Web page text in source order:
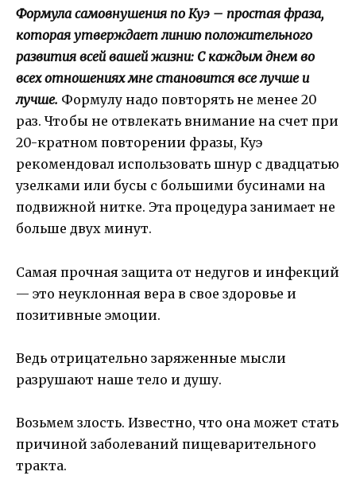
Формула самовнушения по Куэ – простая фраза,
которая утверждает линию положительного
развития всей вашей жизни: С каждым днем во
всех отношениях мне становится все лучше и
лучше. Формулу надо повторять не менее 20
раз. Чтобы не отвлекать внимание на счет при
20-кратном повторении фразы, Куэ
рекомендовал использовать шнур с двадцатью
узелками или бусы с большими бусинами на
подвижной нитке. Эта процедура занимает не
больше двух минут.
Самая прочная защита от недугов и инфекций
— это неуклонная вера в свое здоровье и
позитивные эмоции.
Ведь отрицательно заряженные мысли
разрушают наше тело и душу.
Возьмем злость. Известно, что она может стать
причиной заболеваний пищеварительного
тракта.